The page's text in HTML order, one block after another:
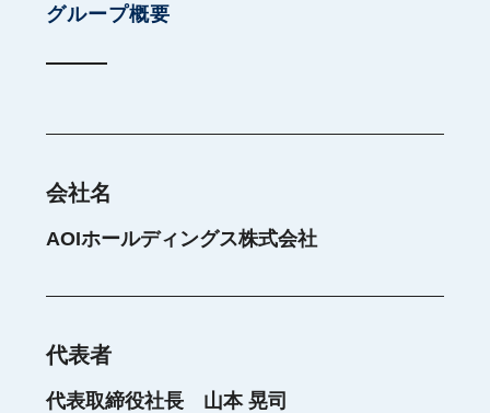
グループ概要
会社名
AOIホールディングス株式会社
代表者
代表取締役社長 山本 晃司